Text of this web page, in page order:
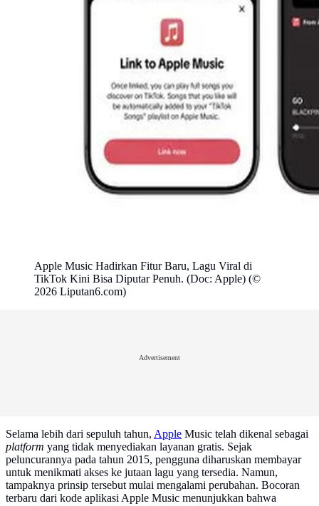
Apple Music Hadirkan Fitur Baru, Lagu Viral di
TikTok Kini Bisa Diputar Penuh. (Doc: Apple) (©
2026 Liputan6.com)
Advertisement
Selama lebih dari sepuluh tahun, Apple Music telah dikenal sebagai
platform yang tidak menyediakan layanan gratis. Sejak
peluncurannya pada tahun 2015, pengguna diharuskan membayar
untuk menikmati akses ke jutaan lagu yang tersedia. Namun,
tampaknya prinsip tersebut mulai mengalami perubahan. Bocoran
terbaru dari kode aplikasi Apple Music menunjukkan bahwa